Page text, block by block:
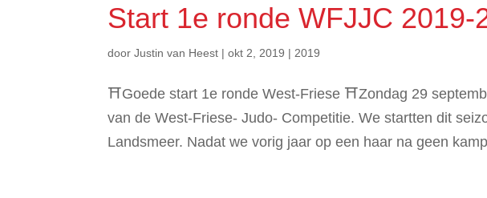
Start 1e ronde WFJJC 2019-
doorJustin van Heest |okt 2, 2019 |2019
⛩Goede start 1e ronde West-Friese ⛩Zondag 29
van de West-Friese- Judo- Competitie. We startten dit
Landsmeer. Nadat we vorig jaar op een haar na geen